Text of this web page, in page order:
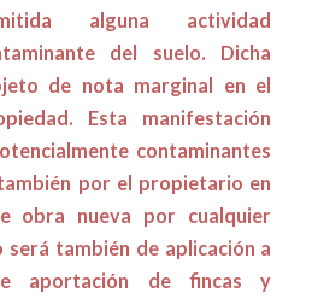
alguna actividad
del suelo. Dicha
de nota marginal en el
Esta manifestación
contaminantes
por el propietario en
obra nueva por cualquier
también de aplicación a
aportación de fincas y